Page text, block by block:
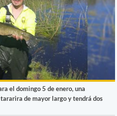
el domingo 5 de enero, una
de mayor largo y tendrá dos